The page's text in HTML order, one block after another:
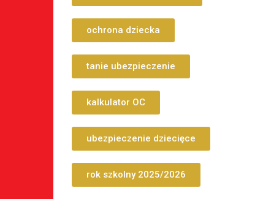
ochrona dziecka
tanie ubezpieczenie
kalkulator OC
ubezpieczenie dziecięce
rok szkolny 2025/2026